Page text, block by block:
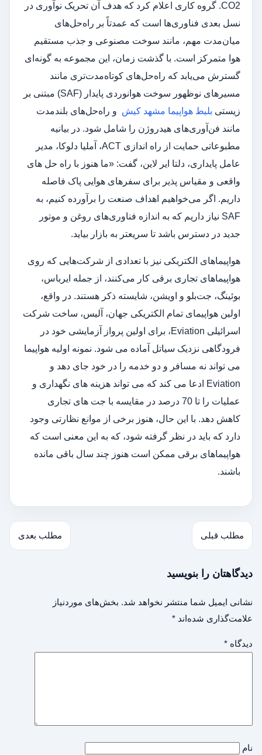
CO2. گروه کاری اعلام کرد که هدف آن تحریک نوآوری در
نسل بعدی فناوری‌ها است که عمدتاً بر راه‌حل‌های
میان‌مدت مهم، مانند سوخت مصنوعی و جذب مستقیم
هوا متمرکز است. با گذشت زمان، این مجموعه به گونه‌ای
گسترش می‌یابد که راه‌حل‌های کوتاه‌مدت‌تری مانند
مسیرهای نوظهور سوخت هوانوردی پایدار (SAF) مبتنی بر
زیستی بلیط هواپیما مشهد کیش و راه‌حل‌های بلندمدت
مانند فن‌آوری‌های هیدروژن را شامل شود. در بیانیه
مطبوعاتی حمایت از راه اندازی ACT، آملیا دلوکا، مدیر
عامل پایداری، دلتا ایر لاین، گفت: «ما هنوز با راه حل های
واقعی و مقیاس پذیر برای سفرهای هوایی پاک فاصله
داریم. اگر می‌خواهیم اهداف صنعت را برآورده کنیم، به
SAF نیاز داریم که به اندازه فناوری‌های روغن و موتور
جدید در دسترس باشد تا سریعتر به بازار بیاید.
هواپیماهای الکتریکی نیز با تعدادی از شرکت‌هایی که روی
هواپیماهای تجاری برقی کار می‌کنند، از جمله ایرباس،
بوئینگ، جت‌بلو و اویشن، شایسته ذکر هستند. در واقع،
اولین هواپیمای تمام الکتریکی جهان، آلیس، ساخت شرکت
اسرائیلی Eviation، برای اولین پرواز آزمایشی خود در
فرودگاهی نزدیک سیاتل آماده می شود. نمونه اولیه هواپیما
می تواند نه مسافر و دو خدمه را در خود جای دهد و
Eviation ادعا می کند که می تواند هزینه های نگهداری و
عملیات را تا 70 درصد در مقایسه با جت های تجاری
کاهش دهد. با این حال، هنوز برخی از موانع نظارتی وجود
دارد که باید در نظر گرفته شود، که به این معنی است که
هواپیماهای برقی ممکن است هنوز چند سال باقی مانده
باشند.
مطلب قبلی مطلب بعدی
دیدگاهتان را بنویسید
نشانی ایمیل شما منتشر نخواهد شد. بخش‌های موردنیاز
علامت‌گذاری شده‌اند *
دیدگاه *
نام